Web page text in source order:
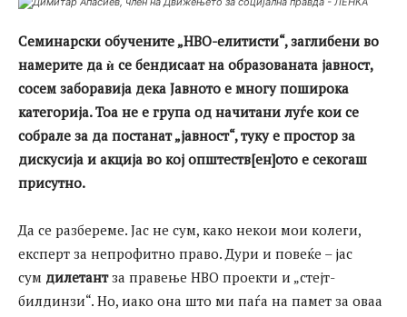
Семинарски обучените „НВО-елитисти“, заглибени во
намерите да ѝ се бендисаат на образованата јавност,
сосем заборавија дека Јавното е многу поширока
категорија. Тоа не е група од начитани луѓе кои се
собрале за да постанат „јавност“, туку е простор за
дискусија и акција во кој општеств[ен]ото е секогаш
присутно.
Да се разбереме. Јас не сум, како некои мои колеги,
експерт за непрофитно право. Дури и повеќе – јас
сум дилетантза правење НВО проекти и „стејт-
билдинзи“. Но, иако она што ми паѓа на памет за оваа